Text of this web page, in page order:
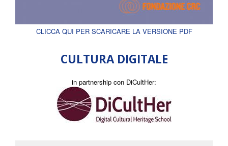
CLICCA QUI PER SCARICARE LA VERSIONE PDF
CULTURA DIGITALE
in partnership con DiCultHer: